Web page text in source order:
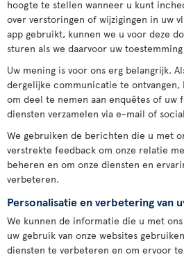
hoogte te stellen wanneer u kunt
over verstoringen of wijzigingen in uw
app gebruikt, kunnen we u voor deze
sturen als we daarvoor uw
Uw mening is voor ons erg belangrijk.
dergelijke communicatie te ontvangen,
om deel te nemen aan enquêtes of uw
diensten verzamelen via e-mail of
We gebruiken de berichten die u met
verstrekte feedback om onze relatie
beheren en om onze diensten en
verbeteren.
Personalisatie en verbetering van
We kunnen de informatie die u met
uw gebruik van onze websites
diensten te verbeteren en om ervoor